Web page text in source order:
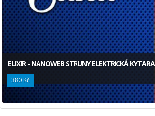
ELIXIR - NANOWEB STRUNY ELEKTRICKÁ KYTARA
380 Kč